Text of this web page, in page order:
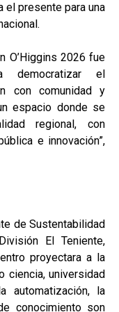
el presente para una
O’Higgins 2026 fue
democratizar el
con comunidad y
espacio donde se
regional, con
e innovación”,
de Sustentabilidad
El Teniente,
proyectara a la
ciencia, universidad
automatización, la
conocimiento son